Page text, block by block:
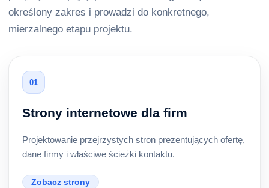
określony zakres i prowadzi do konkretnego,
mierzalnego etapu projektu.
01
Strony internetowe dla firm
Projektowanie przejrzystych stron prezentujących ofertę,
dane firmy i właściwe ścieżki kontaktu.
Zobacz strony